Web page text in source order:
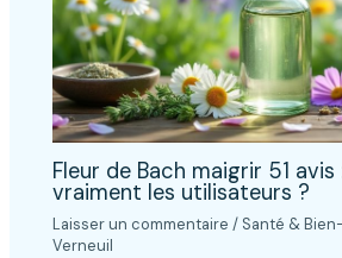
Fleur de Bach maigrir 51
vraiment les utilisateurs ?
Laisser un commentaire / Santé &
Verneuil